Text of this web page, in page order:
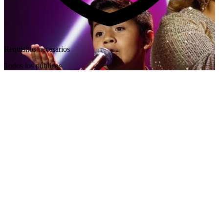
Requisitos necesarios
Todos los públicos